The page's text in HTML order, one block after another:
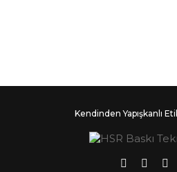
Kendinden Yapışkanlı